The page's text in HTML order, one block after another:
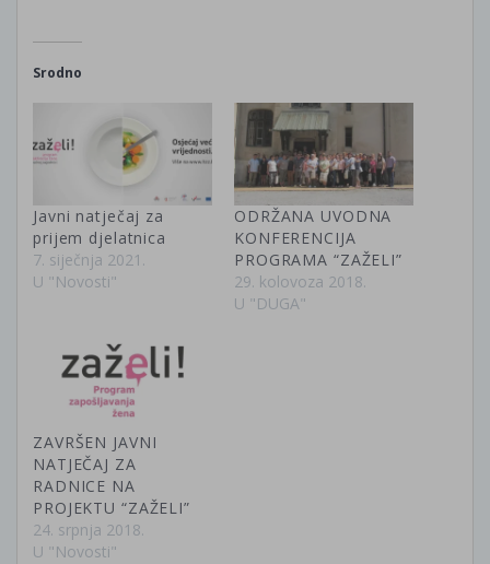
Srodno
Javni natječaj za
prijem djelatnica
7. siječnja 2021.
U "Novosti"
ODRŽANA UVODNA
KONFERENCIJA
PROGRAMA “ZAŽELI”
29. kolovoza 2018.
U "DUGA"
ZAVRŠEN JAVNI
NATJEČAJ ZA
RADNICE NA
PROJEKTU “ZAŽELI”
24. srpnja 2018.
U "Novosti"